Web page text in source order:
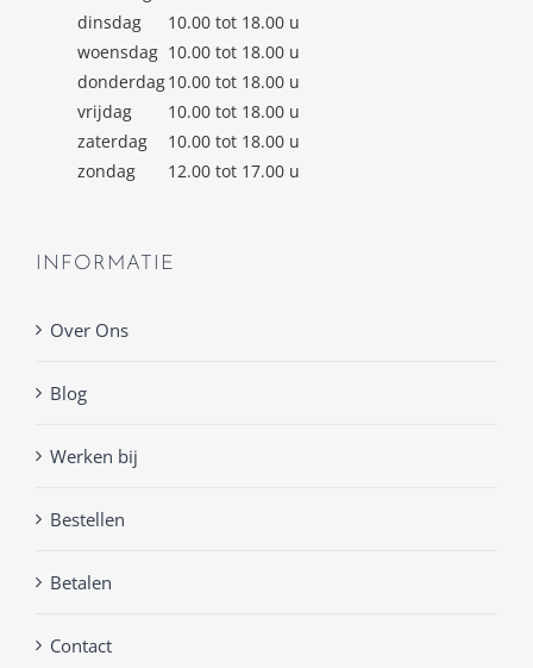
dinsdag
10.00 tot 18.00 u
woensdag 10.00 tot 18.00 u
donderdag10.00 tot 18.00 u
vrijdag
10.00 tot 18.00 u
zaterdag
10.00 tot 18.00 u
zondag
12.00 tot 17.00 u
INFORMATIE
Over Ons
Blog
Werken bij
Bestellen
Betalen
Contact